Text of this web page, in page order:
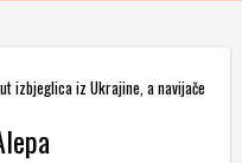
izbjeglica iz Ukrajine, a navijače